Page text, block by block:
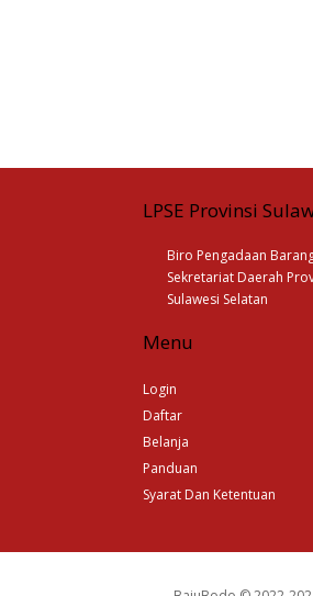
LPSE Provinsi
Biro Pengadaan
Sekretariat Daerah
Sulawesi Selatan
Menu
Login
Daftar
Belanja
Panduan
Syarat Dan Ketentuan